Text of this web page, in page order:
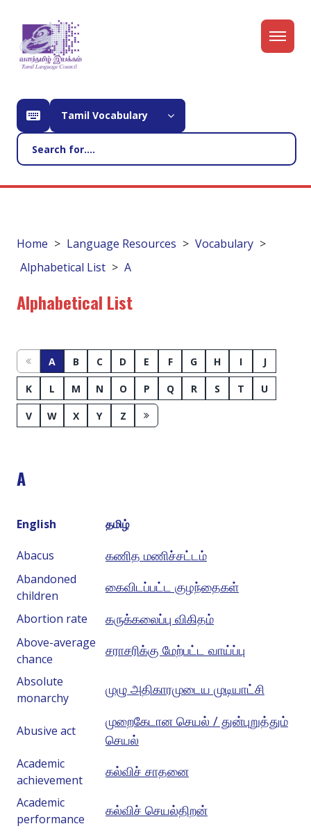
Tamil Vocabulary
Home Language Resources
Vocabulary
Alphabetical List
A
Alphabetical List
A B C D E F G H I J
K L M N O P Q R S T U
V W X Y Z
A
English தமிழ்
Abacus கணித மணிச்சட்டம்
Abandoned
children
கைவிடப்பட்ட குழந்தைகள்
Abortion rate கருக்கலைப்பு விகிதம்
Above-average
chance
சராசரிக்கு மேற்பட்ட வாய்ப்பு
Absolute
monarchy
முழு அதிகாரமுடைய முடியாட்சி
Abusive act
முறைகேடான செயல் / துன்புறுத்தும்
செயல்
Academic
achievement
கல்விச் சாதனை
Academic
performance
கல்விச் செயல்திறன்